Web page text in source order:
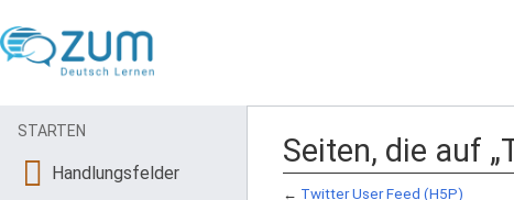
Seiten, die auf
← Twitter User Feed (H5P)
STARTEN
Handlungsfelder